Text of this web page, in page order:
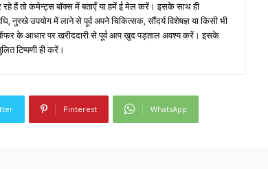
हैं तो कमेन्ट्स बॉक्स में बताएँ या हमें ई मेल करें। इसके साथ ही
उपयोग में लाने से पूर्व अपने चिकित्सक, सौंदर्य विशेषज्ञ या किसी भी
के आधार पर खरीददारी से पूर्व आप खुद पड़ताल अवश्य करें। इसके
टिप्पणी ही करें।
Pinterest WhatsApp